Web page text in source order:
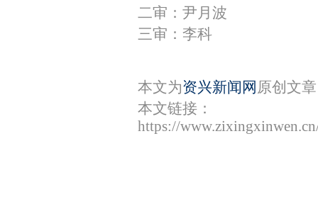
二审：尹月波
三审：李科
本文为资兴新闻网 原创文
本文链接：
https://